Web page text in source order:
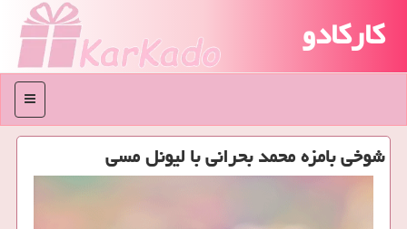
کارکادو
منو
شوخی بامزه محمد بحرانی با لیونل مسی